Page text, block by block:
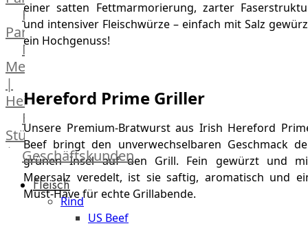
Frischetheken-
Partner
Männer
Metzger
|
Heinsberg
Feinkost
Stüttgen
|
Düsseldorf
The
Meat
Geschäftskunden
Fleisch
Rind
US Beef
einer satten Fettmarmorierung, zarter
und intensiver Fleischwürze – einfach mit Salz
ein Hochgenuss!
Hereford Prime Griller
Unsere Premium-Bratwurst aus Irish Hereford
Beef bringt den unverwechselbaren Geschmack
grünen Insel auf den Grill. Fein gewürzt und
Meersalz veredelt, ist sie saftig, aromatisch und
Must-Have für echte Grillabende.